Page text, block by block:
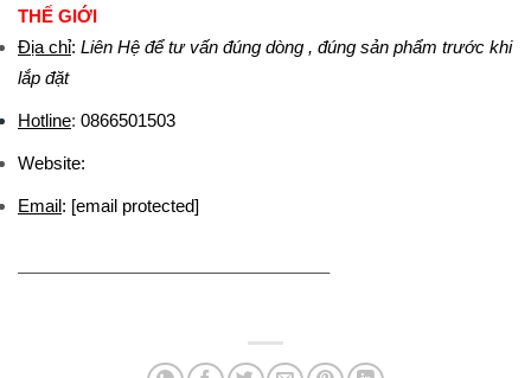
THẾ GIỚI
Địa chỉ: Liên Hệ để tư vấn đúng dòng , đúng sản phẩm trước khi
lắp đặt
Hotline: 0866501503
Website:
Email: [email protected]
—————————————————–